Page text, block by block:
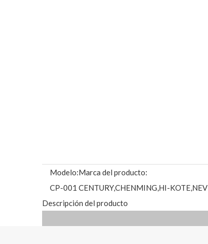
Modelo:
CP-001
Marca del producto:
CENTURY,CHENMING,HI-
Descripción del producto